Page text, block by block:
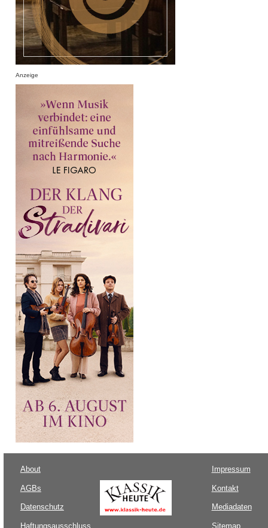
Anzeige
About
AGBs
Datenschutz
Haftungsausschluss
Impressum
Kontakt
Mediadaten
Sitemap